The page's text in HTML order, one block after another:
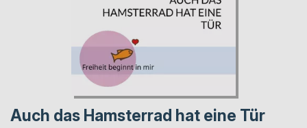
Auch das Hamsterrad hat eine Tür